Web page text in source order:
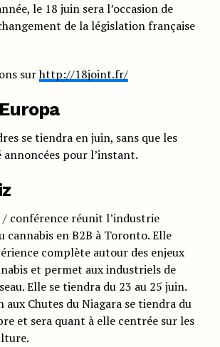
le 18 juin sera l’occasion de
de la législation française
surhttp://18joint.fr/
se tiendra en juin, sans que les
annoncées pour l’instant.
conférence réunit l’industrie
en B2B à Toronto. Elle
complète autour des enjeux
et permet aux industriels de
Elle se tiendra du 23 au 25 juin.
aux Chutes du Niagara se tiendra du
et sera quant à elle centrée sur les